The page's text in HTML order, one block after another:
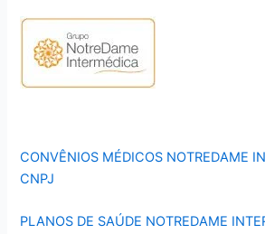
CONVÊNIOS MÉDICOS NOTREDAME
CNPJ
PLANOS DE SAÚDE NOTREDAME